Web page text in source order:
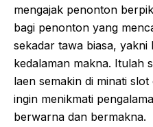
mengajak penonton
bagi penonton yang
sekadar tawa biasa,
kedalaman makna. Itulah
laen semakin di minati slot
ingin menikmati
berwarna dan bermakna.